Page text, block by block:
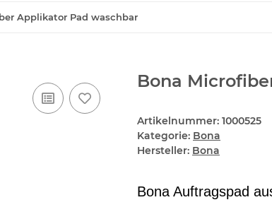
Applikator Pad waschbar
Bona
Artikelnummer: 1000525
Kategorie: Bona
Hersteller: Bona
Bona Auftragspad